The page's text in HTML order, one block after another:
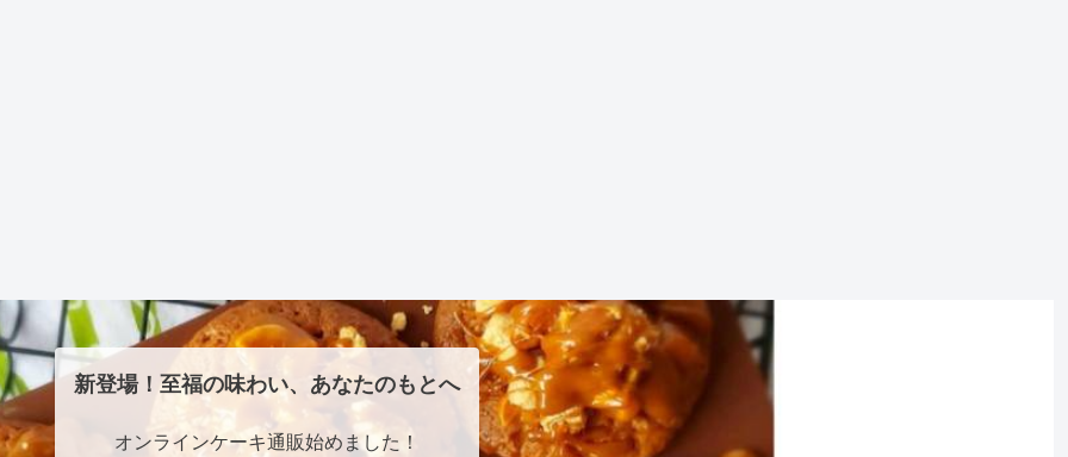
新登場！至福の味わい、あなたのもとへ
オンラインケーキ通販始めました！